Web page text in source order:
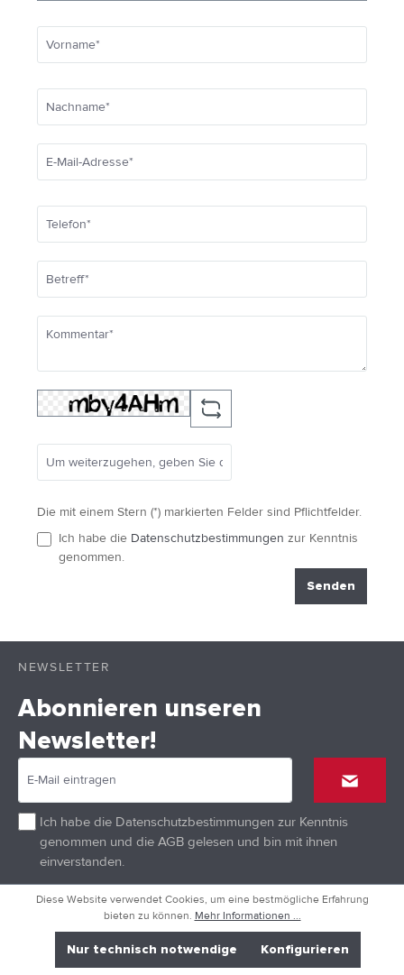
Die mit einem Stern (*) markierten Felder sind Pflichtfelder.
Ich habe die Datenschutzbestimmungen zur Kenntnis
genommen.
Senden
NEWSLETTER
Abonnieren unseren
Newsletter!
Ich habe die Datenschutzbestimmungen zur Kenntnis
genommen und die AGB gelesen und bin mit ihnen
einverstanden.
Tel.: 0541 / 933 748 4
Mo-Fr: 10.00-18.30 Uhr | Sa: 9.00-13.00 Uhr
Diese Website verwendet Cookies, um eine bestmögliche Erfahrung
bieten zu können. Mehr Informationen ...
Nur technisch notwendige Konfigurieren